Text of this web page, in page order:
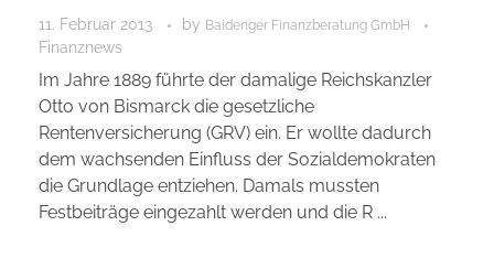
11. Februar 2013 by Baidenger Finanzberatung GmbH
Finanznews
Im Jahre 1889 führte der damalige Reichskanzler
Otto von Bismarck die gesetzliche
Rentenversicherung (GRV) ein. Er wollte dadurch
dem wachsenden Einfluss der Sozialdemokraten
die Grundlage entziehen. Damals mussten
Festbeiträge eingezahlt werden und die R ...